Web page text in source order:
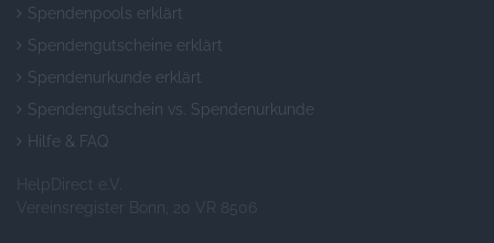
Spendenpools erklärt
Spendengutscheine erklärt
Spendenurkunde erklärt
Spendengutschein vs. Spendenurkunde
Hilfe & FAQ
HelpDirect e.V.
Vereinsregister Bonn, 20 VR 8506